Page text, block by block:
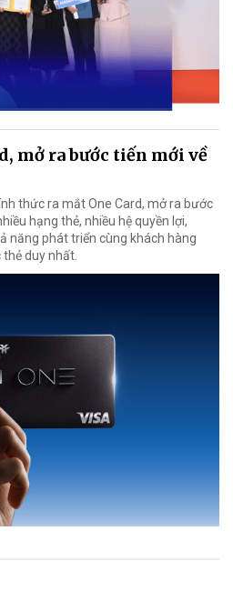
mở ra bước tiến mới về
thức ra mắt One Card, mở ra bước
hạng thẻ, nhiều hệ quyền lợi,
năng phát triển cùng khách hàng
duy nhất.